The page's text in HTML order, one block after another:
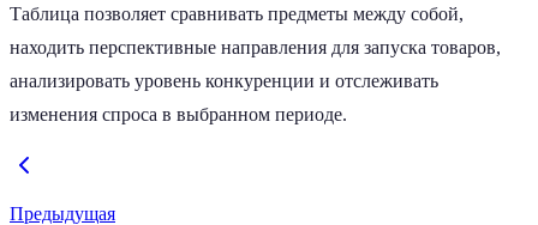
Таблица позволяет сравнивать предметы между собой,
находить перспективные направления для запуска товаров,
анализировать уровень конкуренции и отслеживать
изменения спроса в выбранном периоде.
Предыдущая